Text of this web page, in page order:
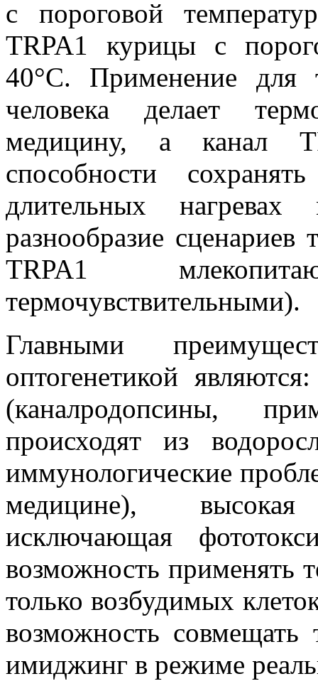
с пороговой
TRPA1 курицы с
40°С. Применение для
человека делает
медицину, а канал
способности
длительных
разнообразие сценариев
TRPA1
термочувствительными).
Главными
оптогенетикой
(каналродопсины,
происходят из
иммунологические
медицине),
исключающая
возможность применять
только возбудимых
возможность совмещать
имиджинг в режиме